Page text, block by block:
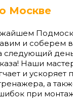
Москве
и соберем
следующий
Наши
и ускоряет
а
при